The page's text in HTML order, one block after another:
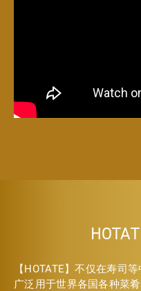
【HOTATE】不仅在寿司
广泛用于世界各国各种菜肴